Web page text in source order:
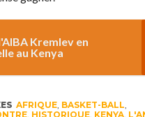
Kremlev en
au Kenya
AFRIQUE, BASKET-BALL
, HISTORIQUE, KENYA,